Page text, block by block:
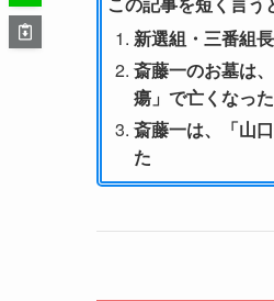
この記事を短く言う
新選組・三番組
斎藤一のお墓は
瘍」で亡くなった
斎藤一は、「山
た